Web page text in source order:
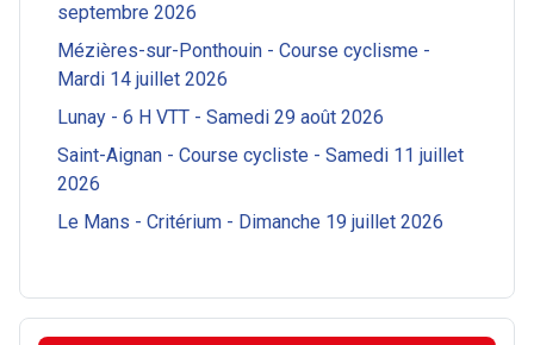
septembre 2026
Mézières-sur-Ponthouin - Course cyclisme -
Mardi 14 juillet 2026
Lunay - 6 H VTT - Samedi 29 août 2026
Saint-Aignan - Course cycliste - Samedi 11 juillet
2026
Le Mans - Critérium - Dimanche 19 juillet 2026